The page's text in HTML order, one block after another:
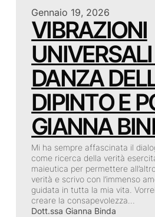
Gennaio 19, 2026
VIBRAZIONI
DANZA
DIPINTO E
GIANNA
Mi ha sempre affascinata il
come ricerca della verità
maieutica per permettere
verità e scrivo con l’immenso
guidata in tutta la mia vita.
creare la consapevolezza…
Dott.ssa Gianna Binda